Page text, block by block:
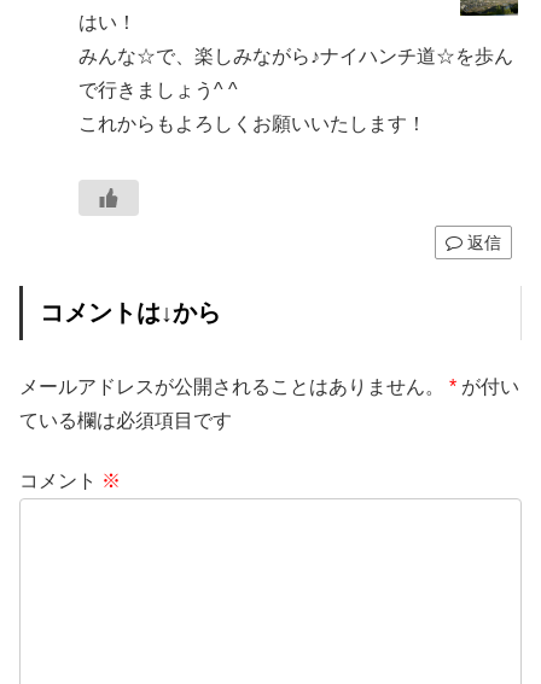
はい！
みんな☆で、楽しみながら♪ナイハンチ道☆を歩ん
で行きましょう^ ^
これからもよろしくお願いいたします！
返信
コメントは↓から
メールアドレスが公開されることはありません。 * が付い
ている欄は必須項目です
コメント ※